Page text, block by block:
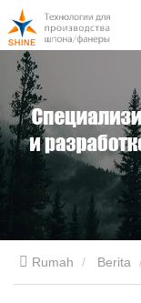
Rumah Berita